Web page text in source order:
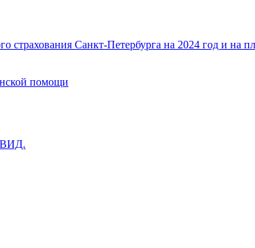
страхования Санкт-Петербурга на 2024 год и на
помощи